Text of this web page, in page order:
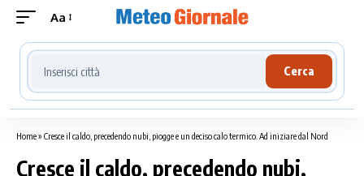
Aa
Cerca località meteo
Cerca
Home» Cresce il caldo, precedendo nubi, piogge e un deciso calo termico. Ad iniziare dal Nord
Cresce il caldo, precedendo nubi,